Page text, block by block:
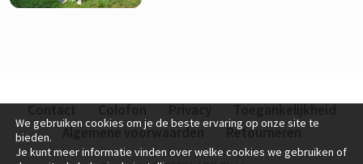
Algemene voorwaarden
Retourneren
We gebruiken cookies om je de beste ervaring op onze site te
bieden.
Je kunt meer informatie vinden over welke cookies we gebruiken of